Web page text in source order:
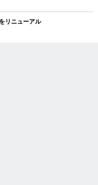
リニューアル